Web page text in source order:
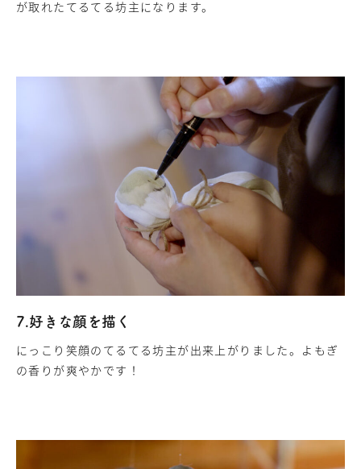
が取れたてるてる坊主になります。
7.好きな顔を描く
にっこり笑顔のてるてる坊主が出来上がりました。よもぎ
の香りが爽やかです！